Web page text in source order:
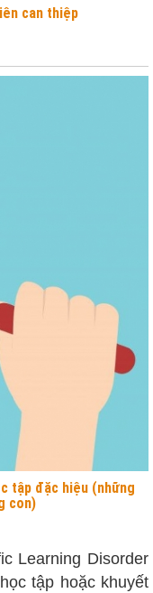
can thiệp
tập đặc hiệu (những
con)
Learning Disorder
tập hoặc khuyết